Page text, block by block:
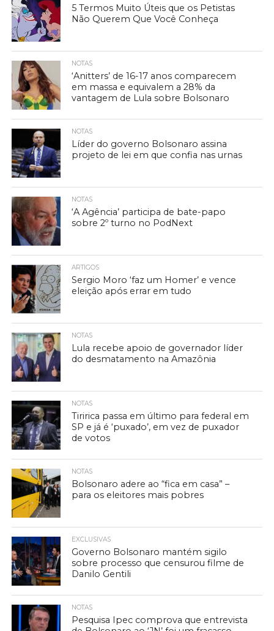
5 Termos Muito Úteis que os Petistas
Não Querem Que Você Conheça
NOTAS
‘Anitters’ de 16-17 anos comparecem
em massa e equivalem a 28% da
vantagem de Lula sobre Bolsonaro
NOTAS
Líder do governo Bolsonaro assina
projeto de lei em que confia nas urnas
NOTAS
‘A Agência’ participa de bate-papo
sobre 2º turno no PodNext
ARTIGOS
Sergio Moro ‘faz um Homer’ e vence
eleição após errar em tudo
NOTAS
Lula recebe apoio de governador líder
do desmatamento na Amazônia
NOTAS
Tiririca passa em último para federal em
SP e já é ‘puxado’, em vez de puxador
de votos
NOTAS
Bolsonaro adere ao “fica em casa” –
para os eleitores mais pobres
EXCLUSIVAS
Governo Bolsonaro mantém sigilo
sobre processo que censurou filme de
Danilo Gentili
NOTAS
Pesquisa Ipec comprova que entrevista